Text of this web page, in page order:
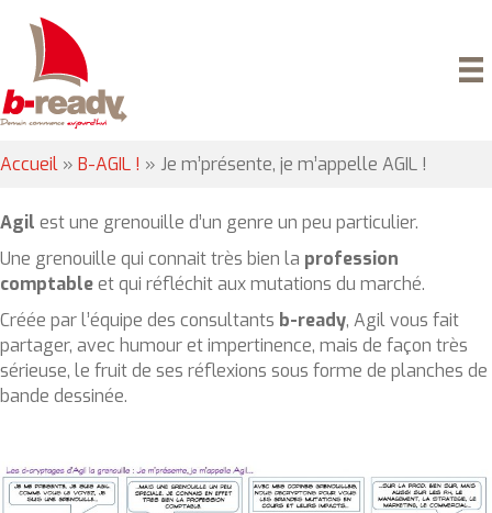
Accueil » B-AGIL ! » Je m’présente, je m’appelle AGIL !
Agil est une grenouille d’un genre un peu particulier.
Une grenouille qui connait très bien la profession
comptableet qui réfléchit aux mutations du marché.
Créée par l’équipe des consultants b-ready, Agil vous fait
partager, avec humour et impertinence, mais de façon très
sérieuse, le fruit de ses réflexions sous forme de planches de
bande dessinée.